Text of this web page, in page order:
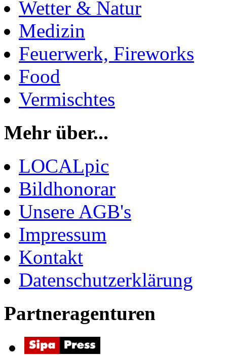
Wetter & Natur
Medizin
Feuerwerk, Fireworks
Food
Vermischtes
Mehr über...
LOCALpic
Bildhonorar
Unsere AGB's
Impressum
Kontakt
Datenschutzerklärung
Partneragenturen